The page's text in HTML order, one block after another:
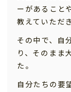
ーがあること
教えていただ
その中で、自
り、そのまま
た。
自分たちの要